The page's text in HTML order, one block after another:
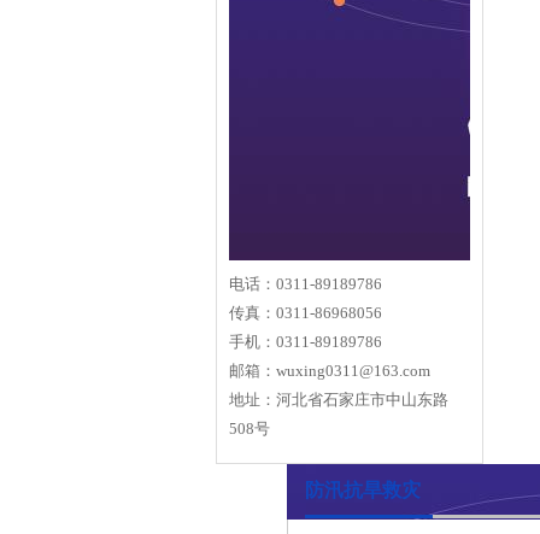
电话：0311-89189786
传真：0311-86968056
手机：0311-89189786
邮箱： wuxing0311@163.com
地址：河北省石家庄市中山东路
508号
防汛抗旱救灾